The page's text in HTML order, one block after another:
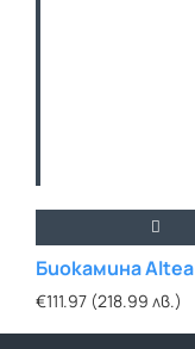
Биокамина Altea
€111.97 (218.99 лв.)